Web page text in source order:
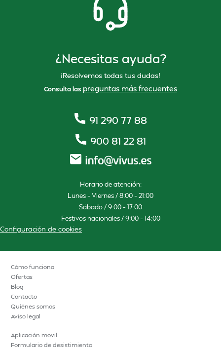
¿Necesitas ayuda?
¡Resolvemos todas tus dudas!
Consulta las preguntas más frecuentes
91 290 77 88
900 81 22 81
Horario de atención:
Lunes – Viernes / 8:00 – 21:00
Sábado / 9:00 – 17:00
Festivos nacionales / 9:00 – 14:00
Configuración de cookies
Cómo funciona
Ofertas
Blog
Contacto
Quiénes somos
Aviso legal
Aplicación movil
Formulario de desistimiento